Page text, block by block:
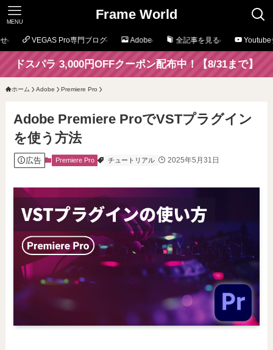
Frame World
MENU
VEGAS Pro専門ブログ Adobe 全記事を見る Youtube
ドスパラ 3,000円OFFクーポン配布中！【8/31まで】
ホーム Adobe Premiere Pro
Adobe Premiere ProでVSTプラグイン
を使う方法
広告 Premiere Pro チュートリアル 2025年5月31日